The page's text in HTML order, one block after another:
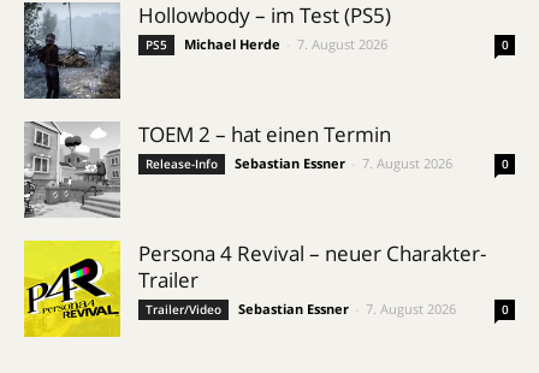
Hollowbody – im Test (PS5)
PS5 Michael Herde 7. August 2026 0
TOEM 2 – hat einen Termin
Release-Info Sebastian Essner 7. August 2026 0
Persona 4 Revival – neuer Charakter-
Trailer
Trailer/Video Sebastian Essner 7. August 2026 0